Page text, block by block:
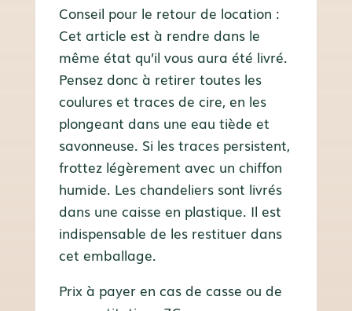
Conseil pour le retour de location :
Cet article est à rendre dans le
même état qu’il vous aura été livré.
Pensez donc à retirer toutes les
coulures et traces de cire, en les
plongeant dans une eau tiède et
savonneuse. Si les traces persistent,
frottez légèrement avec un chiffon
humide. Les chandeliers sont livrés
dans une caisse en plastique. Il est
indispensable de les restituer dans
cet emballage.
Prix à payer en cas de casse ou de